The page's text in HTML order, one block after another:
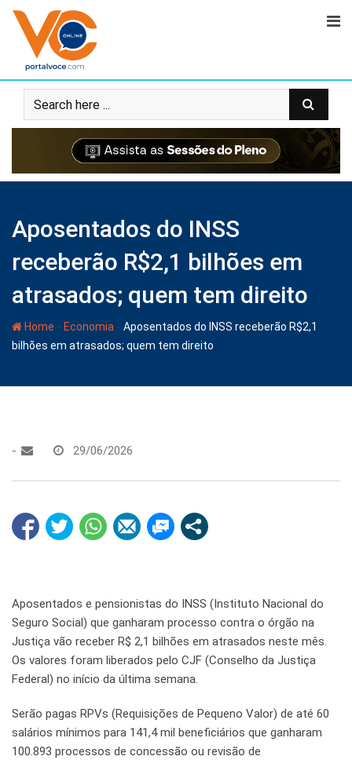
Aposentados do INSS
receberão R$2,1 bilhões em
atrasados; quem tem direito
Home - Economia - Aposentados do INSS receberão R$2,1
bilhões em atrasados; quem tem direito
- 29/06/2026
Aposentados e pensionistas do INSS (Instituto Nacional do
Seguro Social) que ganharam processo contra o órgão na
Justiça vão receber R$ 2,1 bilhões em atrasados neste mês.
Os valores foram liberados pelo CJF (Conselho da Justiça
Federal) no início da última semana.
Serão pagas RPVs (Requisições de Pequeno Valor) de até 60
salários mínimos para 141,4 mil beneficiários que ganharam
100.893 processos de concessão ou revisão de